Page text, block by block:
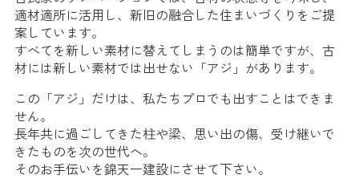
適材適所に活用し、新旧の融合した住まいづくりをご提
案しています。
すべてを新しい素材に替えてしまうのは簡単ですが、古
材には新しい素材では出せない「アジ」があります。
この「アジ」だけは、私たちプロでも出すことはできま
せん。
長年共に過ごしてきた柱や梁、思い出の傷、受け継いで
きたものを次の世代へ。
そのお手伝いを錦天一建設にさせて下さい。